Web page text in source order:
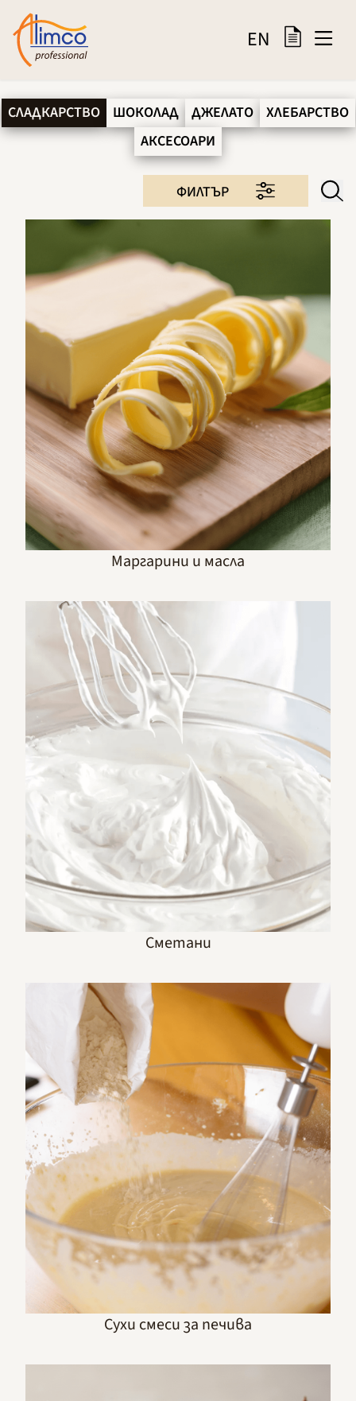
EN
СЛАДКАРСТВО ШОКОЛАД ДЖЕЛАТО
ХЛЕБАРСТВО
АКСЕСОАРИ
ФИЛТЪР
Маргарини и масла
Сметани
Сухи смеси за печива